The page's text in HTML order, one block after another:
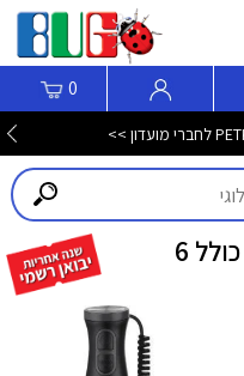
0
בלנדר מוט מקצועי 1800W כולל 6